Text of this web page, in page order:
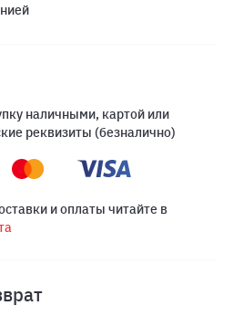
наличными, картой или
реквизиты (безналично)
и оплаты читайте в